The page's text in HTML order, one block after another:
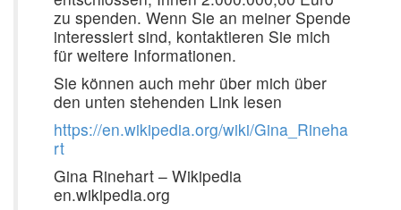
zu spenden. Wenn Sie an meiner Spende
interessiert sind, kontaktieren Sie mich
für weitere Informationen.
Sie können auch mehr über mich über
den unten stehenden Link lesen
https://en.wikipedia.org/wiki/Gina_Rineha
rt
Gina Rinehart – Wikipedia
en.wikipedia.org